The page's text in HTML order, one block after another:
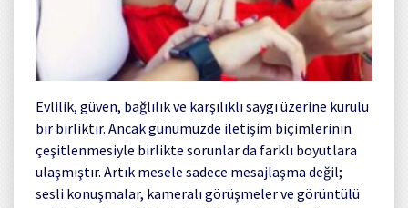
Evlilik, güven, bağlılık ve karşılıklı saygı üzerine kurulu
bir birliktir. Ancak günümüzde iletişim biçimlerinin
çeşitlenmesiyle birlikte sorunlar da farklı boyutlara
ulaşmıştır. Artık mesele sadece mesajlaşma değil;
sesli konuşmalar, kameralı görüşmeler ve görüntülü